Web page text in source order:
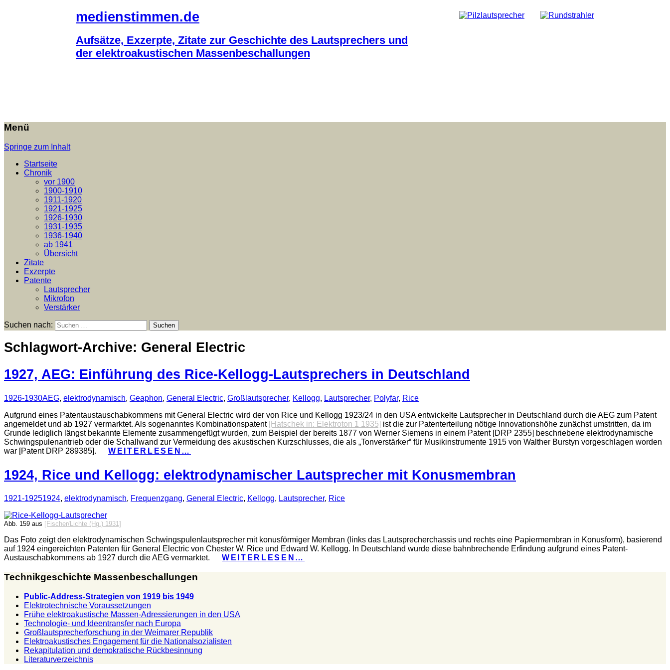
medienstimmen.de
Aufsätze, Exzerpte, Zitate zur Geschichte des Lautsprechers und
der elektroakustischen Massenbeschallungen
Menü
Springe zum Inhalt
Startseite
Chronik
vor 1900
1900-1910
1911-1920
1921-1925
1926-1930
1931-1935
1936-1940
ab 1941
Übersicht
Zitate
Exzerpte
Patente
Lautsprecher
Mikrofon
Verstärker
Suchen nach:
Schlagwort-Archive: General Electric
1927, AEG: Einführung des Rice-Kellogg-Lautsprechers in Deutschland
1926-1930AEG, elektrodynamisch, Geaphon, General Electric, Großlautsprecher, Kellogg, Lautsprecher, Polyfar, Rice
Aufgrund eines Patentaustauschabkommens mit General Electric wird der von Rice und Kellogg 1923/24 in den USA entwickelte Lautsprecher in Deutschland durch die AEG zum Patent
angemeldet und ab 1927 vermarktet. Als sogenanntes Kombinationspatent [Hatschek in: Elektroton 1 1935] ist die zur Patenterteilung nötige Innovationshöhe zunächst umstritten, da im
Grunde lediglich längst bekannte Elemente zusammengefügt wurden, zum Beispiel der bereits 1877 von Werner Siemens in einem Patent [DRP 2355] beschriebene elektrodynamische
Schwingspulenantrieb oder die Schallwand zur Vermeidung des akustischen Kurzschlusses, die als „Tonverstärker“ für Musikinstrumente 1915 von Walther Burstyn vorgeschlagen worden
war [Patent DRP 289385].
WEITERLESEN…
1924, Rice und Kellogg: elektrodynamischer Lautsprecher mit Konusmembran
1921-19251924, elektrodynamisch, Frequenzgang, General Electric, Kellogg, Lautsprecher, Rice
Abb. 159 aus [Fischer/Lichte (Hg.) 1931]
Das Foto zeigt den elektrodynamischen Schwingspulenlautsprecher mit konusförmiger Membran (links das Lautsprecherchassis und rechts eine Papiermembran in Konusform), basierend
auf 1924 eingereichten Patenten für General Electric von Chester W. Rice und Edward W. Kellogg. In Deutschland wurde diese bahnbrechende Erfindung aufgrund eines Patent-
Austauschabkommens ab 1927 durch die AEG vermarktet.
WEITERLESEN…
Technikgeschichte Massenbeschallungen
Public-Address-Strategien von 1919 bis 1949
Elektrotechnische Voraussetzungen
Frühe elektroakustische Massen-Adressierungen in den USA
Technologie- und Ideentransfer nach Europa
Großlautsprecherforschung in der Weimarer Republik
Elektroakustisches Engagement für die Nationalsozialisten
Rekapitulation und demokratische Rückbesinnung
Literaturverzeichnis